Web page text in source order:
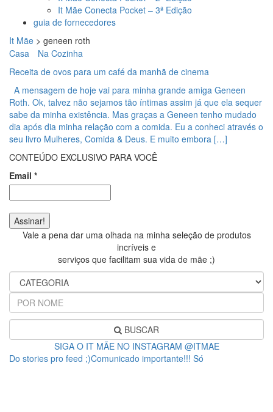
It Mãe Conecta Pocket – 3ª Edição
guia de fornecedores
It Mãe > geneen roth
Casa
Na Cozinha
Receita de ovos para um café da manhã de cinema
A mensagem de hoje vai para minha grande amiga Geneen
Roth. Ok, talvez não sejamos tão íntimas assim já que ela sequer
sabe da minha existência. Mas graças a Geneen tenho mudado
dia após dia minha relação com a comida. Eu a conheci através o
seu livro Mulheres, Comida & Deus. E muito embora […]
CONTEÚDO EXCLUSIVO PARA VOCÊ
Email *
Vale a pena dar uma olhada na minha seleção de produtos
incríveis e
serviços que facilitam sua vida de mãe ;)
BUSCAR
SIGA O IT MÃE NO INSTAGRAM @ITMAE
Do stories pro feed ;)Comunicado importante!!! Só